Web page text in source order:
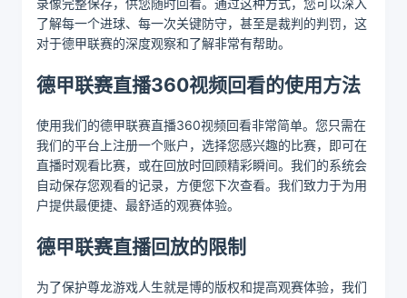
录像完整保存，供您随时回看。通过这种方式，您可以深入
了解每一个进球、每一次关键防守，甚至是裁判的判罚，这
对于德甲联赛的深度观察和了解非常有帮助。
德甲联赛直播360视频回看的使用方法
使用我们的德甲联赛直播360视频回看非常简单。您只需在
我们的平台上注册一个账户，选择您感兴趣的比赛，即可在
直播时观看比赛，或在回放时回顾精彩瞬间。我们的系统会
自动保存您观看的记录，方便您下次查看。我们致力于为用
户提供最便捷、最舒适的观赛体验。
德甲联赛直播回放的限制
为了保护尊龙游戏人生就是博的版权和提高观赛体验，我们